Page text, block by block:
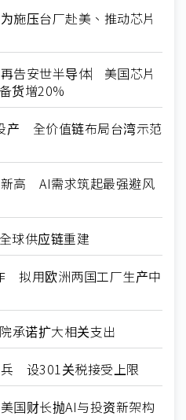
施压台厂赴美、推动芯片
告安世半导体︳美国芯片
货增20%
产 全价值链布局台湾示范
高 AI需求筑起最强避风
球供应链重建
拟用欧洲两国工厂生产中
承诺扩大相关支出
设301关税接受上限
国财长抛AI与投资新架构